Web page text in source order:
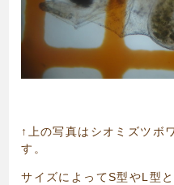
↑上の写真はシオミズツボ
す。
サイズによってS型やL型